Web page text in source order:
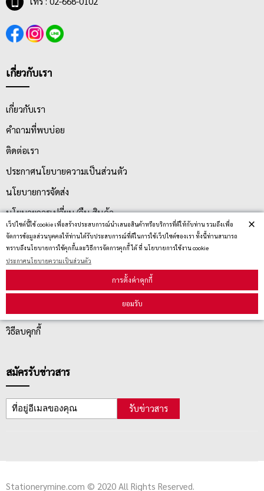
เว็ปไซต์นี้ใช้ cookie เพื่อสร้างประสบการณ์นำเสนอสินค้าหรือบริการที่ดีให้กับท่าน รวมถึงเพื่อ
จัดการข้อมูลส่วนบุคคลให้ท่านได้รับประสบการณ์ที่ดีในการใช้เว็ปไซต์ของเรา ทั้งนี้ท่านสามารถ
ทราบถึงนโยบายการใช้คุกกี้และวิธีการจัดการคุกกี้ ได้ ที่ นโยบายการใช้งาน cookie
ประกาศนโยบายความเป็นส่วนตัว
การตั้งค่าคุกกี้
ยอมรับ
×
เกี่ยวกับเรา
เกี่ยวกับเรา
คำถามที่พบบ่อย
ติดต่อเรา
ประกาศนโยบายความเป็นส่วนตัว
นโยบายการจัดส่ง
นโยบายการเปลี่ยน/คืน สินค้า
บริการลูกค้า
ตรวจสอบสถานะสินค้า
วิธีลบคุกกี้
สมัครรับข่าวสาร
รับข่าวสาร
Stationerymine.com © 2020 All Rights Reserved.